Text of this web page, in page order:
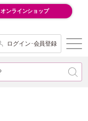
オンラインショップ
ログイン･会員登録